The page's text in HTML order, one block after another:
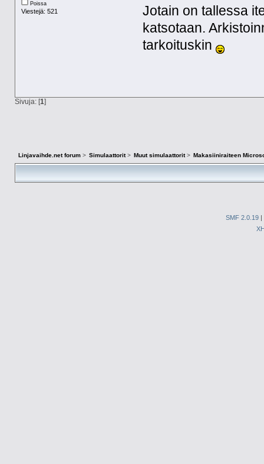
Poissa
Viestejä: 521
Jotain on tallessa
katsotaan.
tarkoituskin
Sivuja: [1]
Linjavaihde.net forum> Simulaattorit> Muut simulaattorit> Makasiiniraiteen
SMF 2.0.19 |